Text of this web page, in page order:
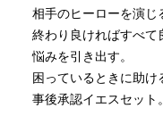
これらは恋愛という
相手のヒーローを演じ
終わり良ければすべて
悩みを引き出す。
困っているときに助け
事後承認イエスセット。